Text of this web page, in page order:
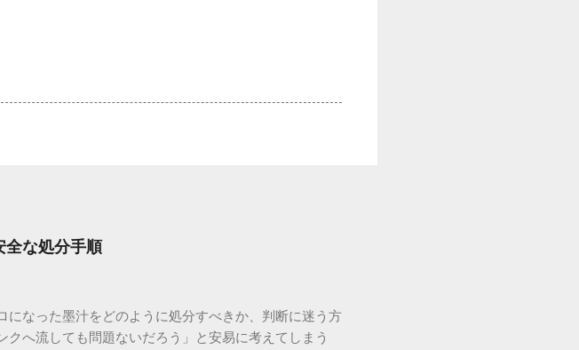
全な処分手順
なった墨汁をどのように処分すべきか、判断に迷う方
へ流しても問題ないだろう」と安易に考えてしまう